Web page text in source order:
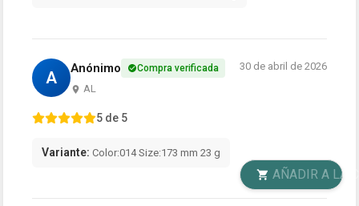
A Anónimo Compra verificada
AL
30 de abril de 2026
5 de 5
Variante: Color:014 Size:173 mm 23 g
AÑADIR A LA CESTA